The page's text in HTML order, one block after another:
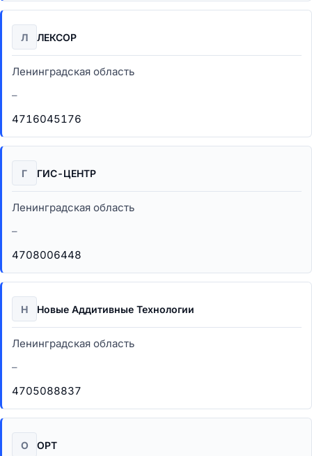
Л ЛЕКСОР
Ленинградская область
–
4716045176
Г ГИС-ЦЕНТР
Ленинградская область
–
4708006448
Н Новые Аддитивные Технологии
Ленинградская область
–
4705088837
О ОРТ